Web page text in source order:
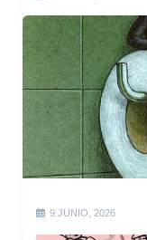
9 JUNIO, 2026